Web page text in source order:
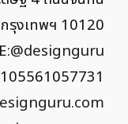
รุงเทพฯ 10120
@designguru